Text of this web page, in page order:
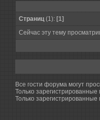
Страниц(1): [1]
Сейчас эту тему
Все гости форума могут
Только
Только